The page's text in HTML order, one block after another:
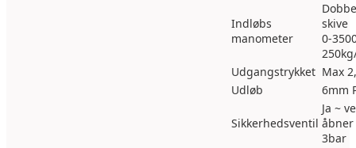
Indløbs
manometer
skive
0-
Udgangstrykket Max
Udløb
6mm
Sikkerhedsventil
Ja ~
åbner
3bar